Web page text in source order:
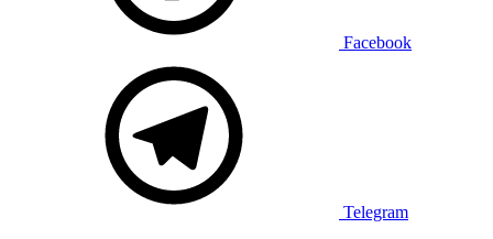
Facebook
Telegram